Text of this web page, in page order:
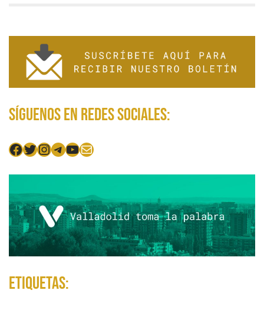
Síguenos en redes sociales:
Facebook
Twitter
Instagram
Telegram
YouTube
Mail
Etiquetas: